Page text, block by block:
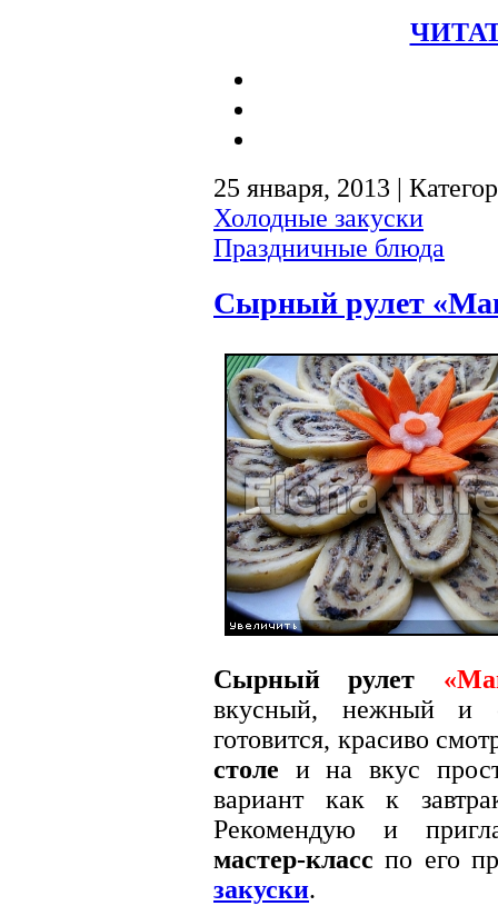
25 января, 2013 |
Холодные закуски
Праздничные блюда
Сырный рулет
Сырный рулет
вкусный, нежный и
готовится, красиво
столе и на вкус
вариант как к
Рекомендую и
мастер-класс по его
закуски.